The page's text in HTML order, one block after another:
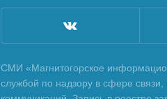
СМИ «Магнитогорское
службой по надзору в сфере